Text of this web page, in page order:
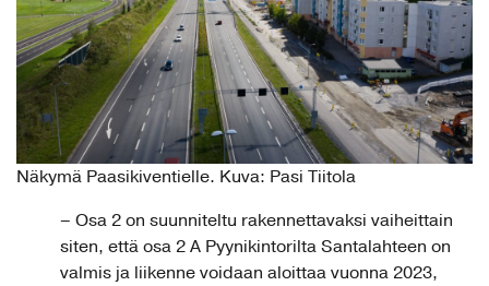
Näkymä Paasikiventielle. Kuva: Pasi Tiitola
– Osa 2 on suunniteltu rakennettavaksi vaiheittain
siten, että osa 2 A Pyynikintorilta Santalahteen on
valmis ja liikenne voidaan aloittaa vuonna 2023,